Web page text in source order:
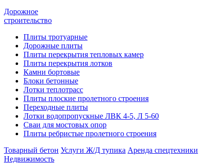
Дорожное
строительство
Плиты тротуарные
Дорожные плиты
Плиты перекрытия тепловых камер
Плиты перекрытия лотков
Камни бортовые
Блоки бетонные
Лотки теплотрасс
Плиты плоские пролетного строения
Переходные плиты
Лотки водопропускные ЛВК 4-5, Л 5-60
Сваи для мостовых опор
Плиты ребристые пролетного строения
Товарный бетон Услуги Ж/Д тупика Аренда спецтехники
Недвижимость